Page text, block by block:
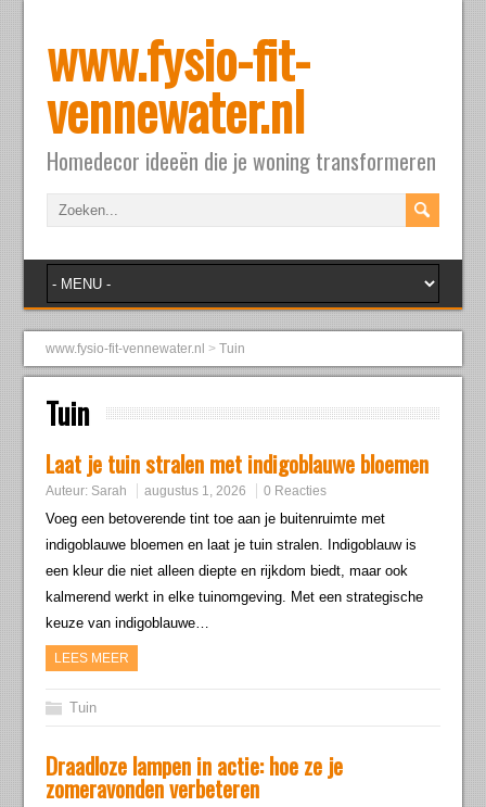
www.fysio-fit-
vennewater.nl
Homedecor ideeën die je woning transformeren
www.fysio-fit-vennewater.nl >Tuin
Tuin
Laat je tuin stralen met indigoblauwe bloemen
Auteur: Sarah augustus 1, 2026 0 Reacties
Voeg een betoverende tint toe aan je buitenruimte met
indigoblauwe bloemen en laat je tuin stralen. Indigoblauw is
een kleur die niet alleen diepte en rijkdom biedt, maar ook
kalmerend werkt in elke tuinomgeving. Met een strategische
keuze van indigoblauwe…
LEES MEER
Tuin
Draadloze lampen in actie: hoe ze je
zomeravonden verbeteren